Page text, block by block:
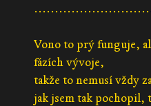
Vono to prý funguje,
fázích vývoje,
takže to nemusí vždy
jak jsem tak pochopil,